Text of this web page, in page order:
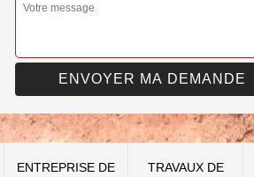
ENTREPRISE DE
TRAVAUX DE